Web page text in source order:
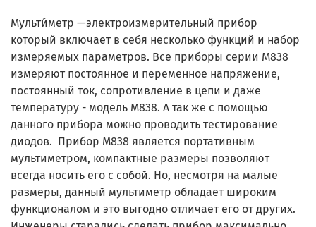
Мульти́метр —электроизмерительный прибор
который включает в себя несколько функций и набор
измеряемых параметров. Все приборы серии M838
измеряют постоянное и переменное напряжение,
постоянный ток, сопротивление в цепи и даже
температуру - модель М838. А так же с помощью
данного прибора можно проводить тестирование
диодов. Прибор M838 является портативным
мультиметром, компактные размеры позволяют
всегда носить его с собой. Но, несмотря на малые
размеры, данный мультиметр обладает широким
функционалом и это выгодно отличает его от других.